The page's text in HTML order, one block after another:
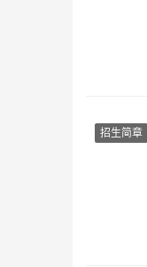
招生简章